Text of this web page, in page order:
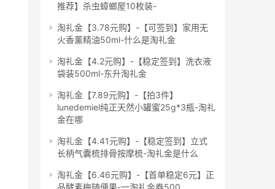
推荐】杀虫蟑螂屋10枚装-
淘礼金【3.78元购】-【可签到】家用无
火香薰精油50ml-什么是淘礼金
淘礼金【4.2元购】-【稳定签到】洗衣液
袋装500ml-东升淘礼金
淘礼金【7.89元购】-【拍3件】
lunedemiel纯正天然小罐蜜25g*3瓶-淘礼
金在哪
淘礼金【4.41元购】-【稳定签到】立式
长柄气囊梳排骨按摩梳-淘礼金是什么
淘礼金【6.46元购】-【首单稳定6元】正
品酵素梅随便果-一淘礼金券500